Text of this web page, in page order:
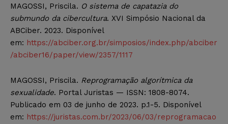
MAGOSSI, Priscila. O sistema de capatazia do
submundo da cibercultura. XVI Simpósio Nacional da
ABCiber. 2023. Disponível
em: https://abciber.org.br/simposios/index.php/abciber
/abciber16/paper/view/2357/1117
MAGOSSI, Priscila. Reprogramação algorítmica da
sexualidade. Portal Juristas — ISSN: 1808-8074.
Publicado em 03 de junho de 2023. p.1-5. Disponível
em: https://juristas.com.br/2023/06/03/reprogramacao